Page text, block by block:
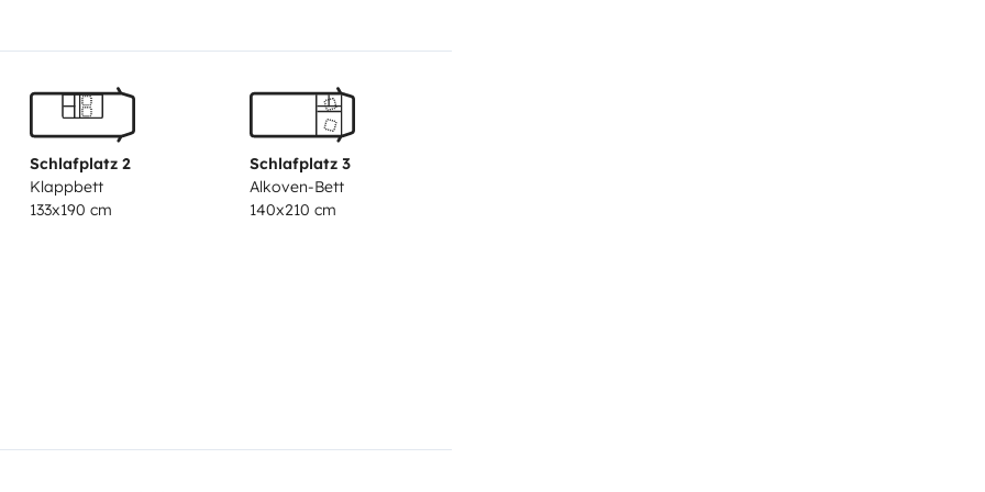
per barbecue. Regole: Il
€14 Set lenzuola singolo €7
Schlafplatz 2
Klappbett
133x190 cm
Schlafplatz 3
Alkoven-Bett
140x210 cm